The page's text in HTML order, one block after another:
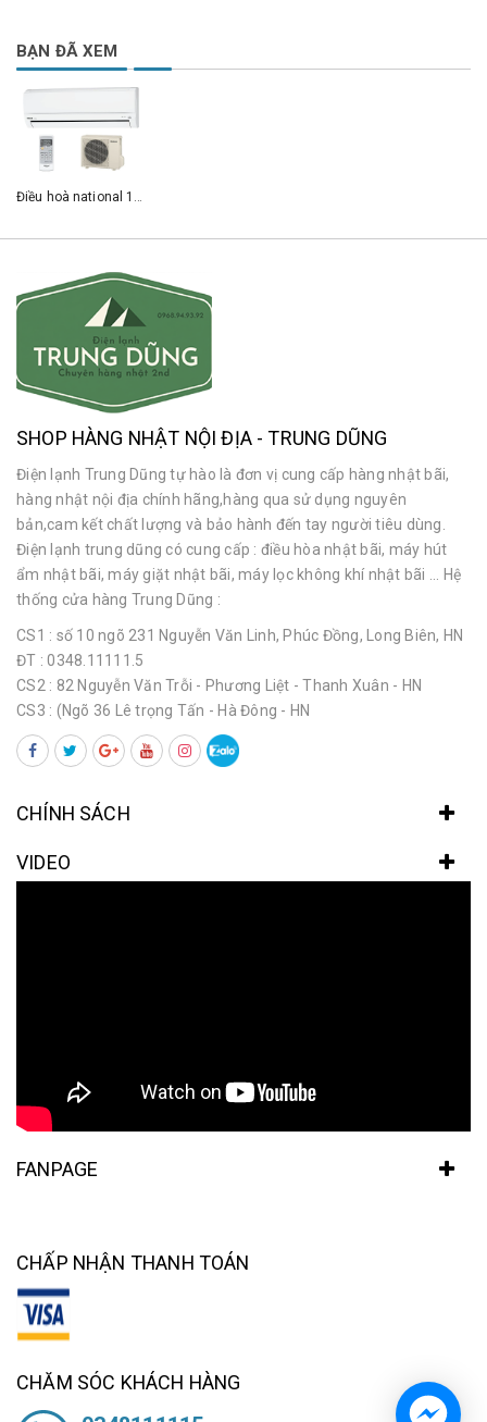
BẠN ĐÃ XEM
Điều hoà national 18.000BTU 2 chiều inveter gas R410 làm lạnh dịu êm
SHOP HÀNG NHẬT NỘI ĐỊA - TRUNG DŨNG
Điện lạnh Trung Dũng tự hào là đơn vị cung cấp hàng nhật bãi,
hàng nhật nội địa chính hãng,hàng qua sử dụng nguyên
bản,cam kết chất lượng và bảo hành đến tay người tiêu dùng.
Điện lạnh trung dũng có cung cấp : điều hòa nhật bãi, máy hút
ẩm nhật bãi, máy giặt nhật bãi, máy lọc không khí nhật bãi ... Hệ
thống cửa hàng Trung Dũng :
CS1 : số 10 ngõ 231 Nguyễn Văn Linh, Phúc Đồng, Long Biên, HN
ĐT : 0348.11111.5
CS2 : 82 Nguyễn Văn Trỗi - Phương Liệt - Thanh Xuân - HN
CS3 : (Ngõ 36 Lê trọng Tấn - Hà Đông - HN
CHÍNH SÁCH
VIDEO
FANPAGE
CHẤP NHẬN THANH TOÁN
CHĂM SÓC KHÁCH HÀNG